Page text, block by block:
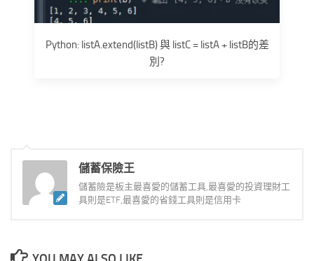
Python: listA.extend(listB) 與 listC = listA + listB的差
別?
儲蓄保險王
儲蓄險是板主最喜愛的儲蓄工具,最喜愛的投資理財工
具則是ETF,最喜愛的省錢工具則是信用卡